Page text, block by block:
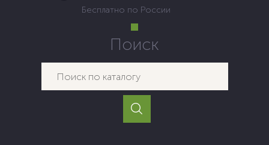
Бесплатно по России
Поиск